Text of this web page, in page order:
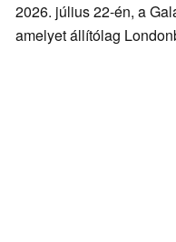
2026. július 22-én, a
amelyet állítólag